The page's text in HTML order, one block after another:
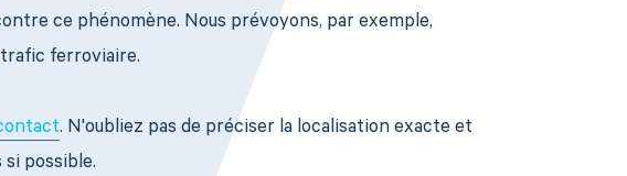
ce phénomène. Nous prévoyons, par exemple,
ferroviaire.
. N'oubliez pas de préciser la localisation exacte et
possible.